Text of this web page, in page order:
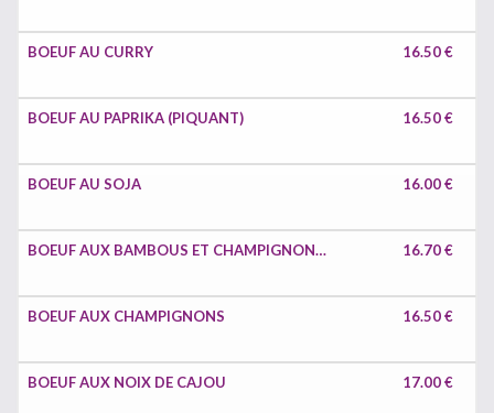
BOEUF AU CURRY 16.50 €
BOEUF AU PAPRIKA (PIQUANT) 16.50 €
BOEUF AU SOJA 16.00 €
BOEUF AUX BAMBOUS ET CHAMPIGNONS CHINOIS 16.70 €
BOEUF AUX CHAMPIGNONS 16.50 €
BOEUF AUX NOIX DE CAJOU 17.00 €